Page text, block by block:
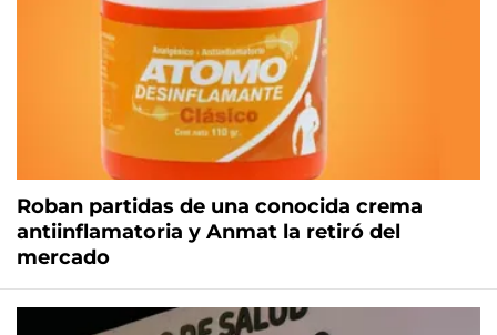
Roban partidas de una conocida crema
antiinflamatoria y Anmat la retiró del
mercado